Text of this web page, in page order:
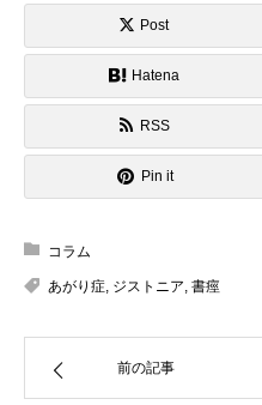
Post
Hatena
RSS
Pin it
コラム
あがり症, ジストニア, 書痙
前の記事